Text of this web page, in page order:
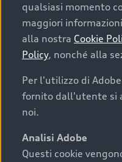
Cosa sapere
acquistare la
auto
I requisiti fondamentali
acquistare un’auto
chilometraggio: un
qualsiasi momento
maggiori
alla nostra Cookie
Policy, nonché alla
Per l'utilizzo di
fornito dall'utente si
noi.
Analisi Adobe
Questi cookie